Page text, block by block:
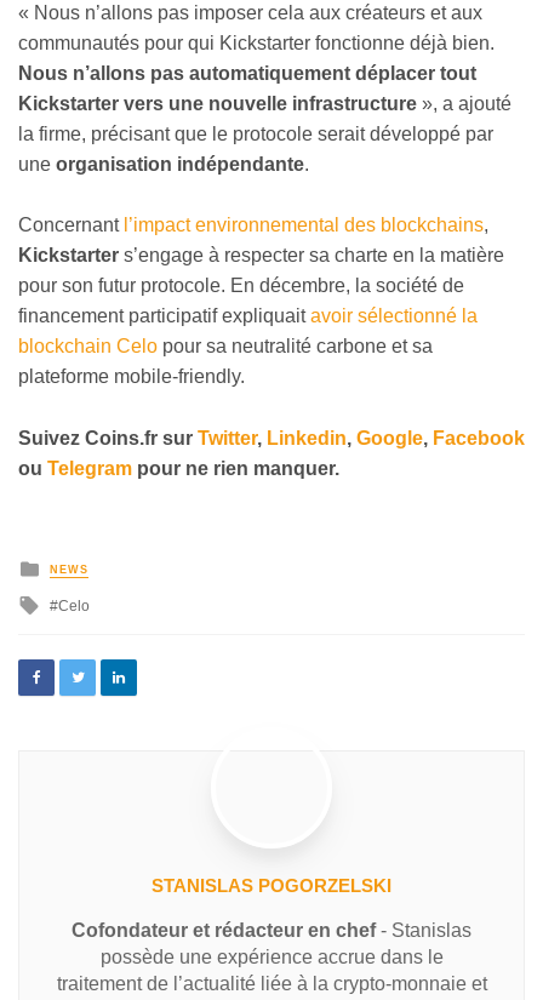
« Nous n’allons pas imposer cela aux créateurs et aux
communautés pour qui Kickstarter fonctionne déjà bien.
Nous n’allons pas automatiquement déplacer tout
Kickstarter vers une nouvelle infrastructure », a ajouté
la firme, précisant que le protocole serait développé par
une organisation indépendante.
Concernant l’impact environnemental des blockchains,
Kickstarter s’engage à respecter sa charte en la matière
pour son futur protocole. En décembre, la société de
financement participatif expliquaitavoir sélectionné la
blockchain Celo pour sa neutralité carbone et sa
plateforme mobile-friendly.
Suivez Coins.fr sur Twitter, Linkedin, Google, Facebook
ou Telegram pour ne rien manquer.
NEWS
Celo
STANISLAS POGORZELSKI
Cofondateur et rédacteur en chef- Stanislas
possède une expérience accrue dans le
traitement de l’actualité liée à la crypto-monnaie et